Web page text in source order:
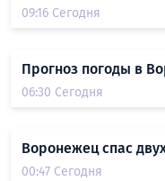
09:16 Сегодня
Прогноз погоды в
06:30 Сегодня
Воронежец спас
00:47 Сегодня